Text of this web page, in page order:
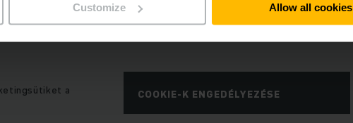
Customize Allow all cookies
a
COOKIE-K ENGEDÉLYEZÉSE